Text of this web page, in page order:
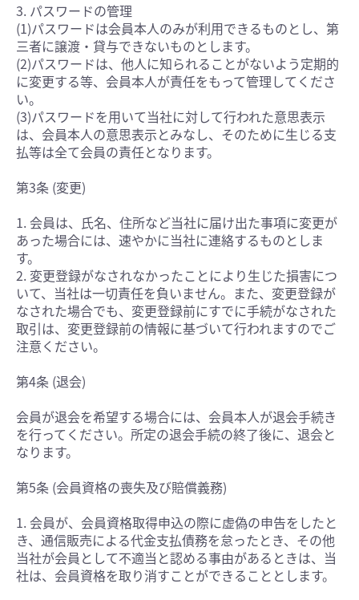
3. パスワードの管理
(1)パスワードは会員本人のみが利用できるものとし、第
三者に譲渡・貸与できないものとします。
(2)パスワードは、他人に知られることがないよう定期的
に変更する等、会員本人が責任をもって管理してくださ
い。
(3)パスワードを用いて当社に対して行われた意思表示
は、会員本人の意思表示とみなし、そのために生じる支
払等は全て会員の責任となります。
第3条 (変更)
1. 会員は、氏名、住所など当社に届け出た事項に変更が
あった場合には、速やかに当社に連絡するものとしま
す。
2. 変更登録がなされなかったことにより生じた損害につ
いて、当社は一切責任を負いません。また、変更登録が
なされた場合でも、変更登録前にすでに手続がなされた
取引は、変更登録前の情報に基づいて行われますのでご
注意ください。
第4条 (退会)
会員が退会を希望する場合には、会員本人が退会手続き
を行ってください。所定の退会手続の終了後に、退会と
なります。
第5条 (会員資格の喪失及び賠償義務)
1. 会員が、会員資格取得申込の際に虚偽の申告をしたと
き、通信販売による代金支払債務を怠ったとき、その他
当社が会員として不適当と認める事由があるときは、当
社は、会員資格を取り消すことができることとします。